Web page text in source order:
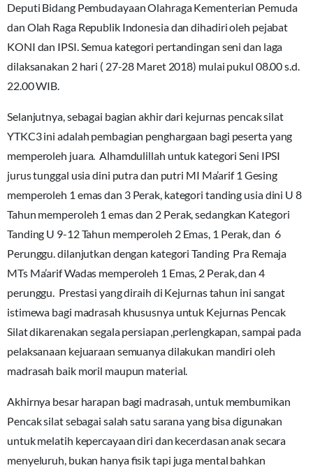
Deputi Bidang Pembudayaan Olahraga Kementerian Pemuda
dan Olah Raga Republik Indonesia dan dihadiri oleh pejabat
KONI dan IPSI. Semua kategori pertandingan seni dan laga
dilaksanakan 2 hari ( 27-28 Maret 2018) mulai pukul 08.00 s.d.
22.00 WIB.
Selanjutnya, sebagai bagian akhir dari kejurnas pencak silat
YTKC3 ini adalah pembagian penghargaan bagi peserta yang
memperoleh juara. Alhamdulillah untuk kategori Seni IPSI
jurus tunggal usia dini putra dan putri MI Ma’arif 1 Gesing
memperoleh 1 emas dan 3 Perak, kategori tanding usia dini U 8
Tahun memperoleh 1 emas dan 2 Perak, sedangkan Kategori
Tanding U 9-12 Tahun memperoleh 2 Emas, 1 Perak, dan 6
Perunggu. dilanjutkan dengan kategori Tanding Pra Remaja
MTs Ma’arif Wadas memperoleh 1 Emas, 2 Perak, dan 4
perunggu. Prestasi yang diraih di Kejurnas tahun ini sangat
istimewa bagi madrasah khususnya untuk Kejurnas Pencak
Silat dikarenakan segala persiapan ,perlengkapan, sampai pada
pelaksanaan kejuaraan semuanya dilakukan mandiri oleh
madrasah baik moril maupun material.
Akhirnya besar harapan bagi madrasah, untuk membumikan
Pencak silat sebagai salah satu sarana yang bisa digunakan
untuk melatih kepercayaan diri dan kecerdasan anak secara
menyeluruh, bukan hanya fisik tapi juga mental bahkan